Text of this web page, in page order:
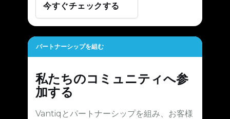
今すぐチェックする
パートナーシップを組む
私たちのコミュニティへ参
加する
Vantiqとパートナーシップを組み、お客様